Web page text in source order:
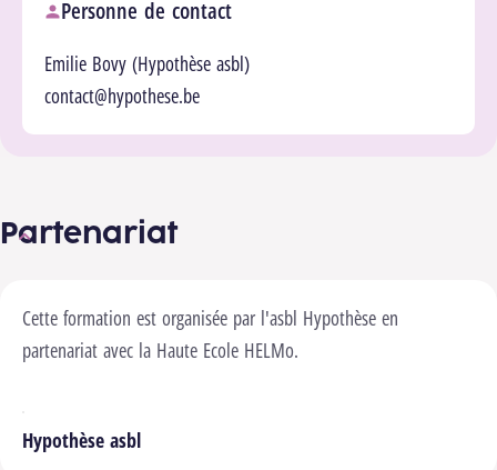
Personne de contact
Emilie Bovy (Hypothèse asbl)
contact@hypothese.be
Partenariat
Cette formation est organisée par l'asbl Hypothèse en
partenariat avec la Haute Ecole HELMo.
Hypothèse asbl